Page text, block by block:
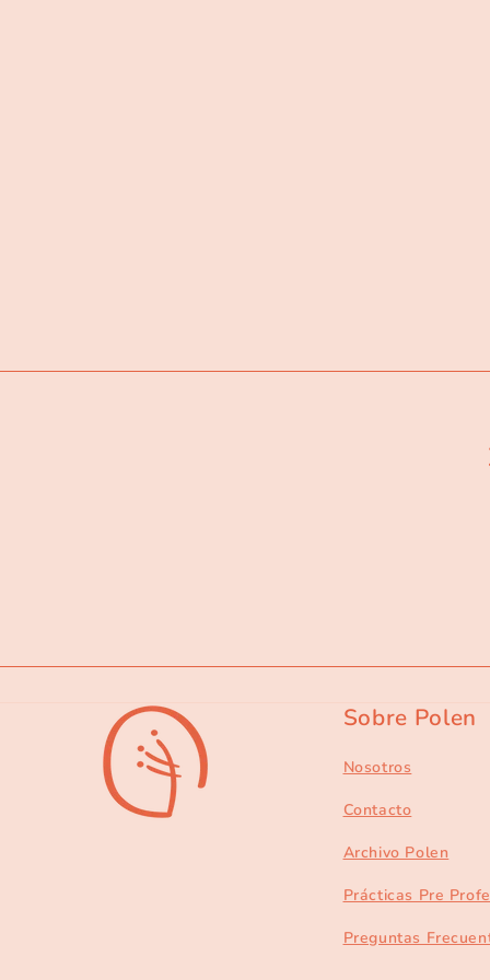
Sobre Polen
Nosotros
Contacto
Archivo Polen
Prácticas Pre
Preguntas